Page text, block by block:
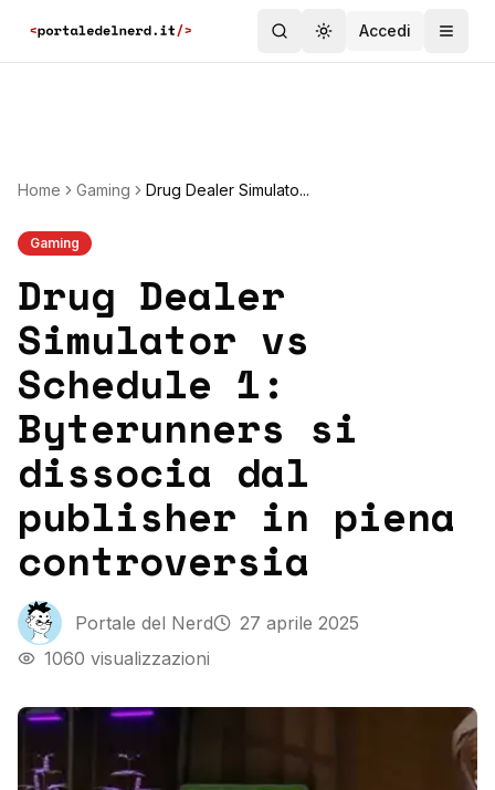
Toggle theme
Accedi
Home Gaming Drug Dealer Simulato...
Gaming
Drug Dealer
Simulator vs
Schedule 1:
Byterunners si
dissocia dal
publisher in piena
controversia
Portale del Nerd
27 aprile 2025
1060 visualizzazioni
Drug Dealer Simulator Schedule 1